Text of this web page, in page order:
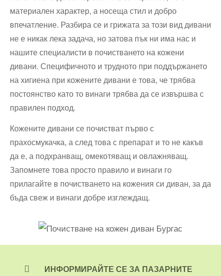
материален характер, а носеща стил и добро
впечатление. Разбира се и грижата за този вид дивани
не е никак лека задача, но затова пък ни има нас и
нашите специалисти в почистването на кожени
дивани. Специфичното и трудното при поддържането
на хигиена при кожените дивани е това, че трябва
постоянство като то винаги трябва да се извършва с
правилен подход.
Кожените дивани се почистват първо с
прахосмукачка, а след това с препарат и то не какъв
да е, а подхранващ, омекотяващ и овлажняващ.
Запомнете това просто правило и винаги го
прилагайте в почистването на кожения си диван, за да
бъда свеж и винаги добре изглеждащ.
ИНФОРМИРАЙТЕ СЕ ЗА ПАЗАРНИТЕ